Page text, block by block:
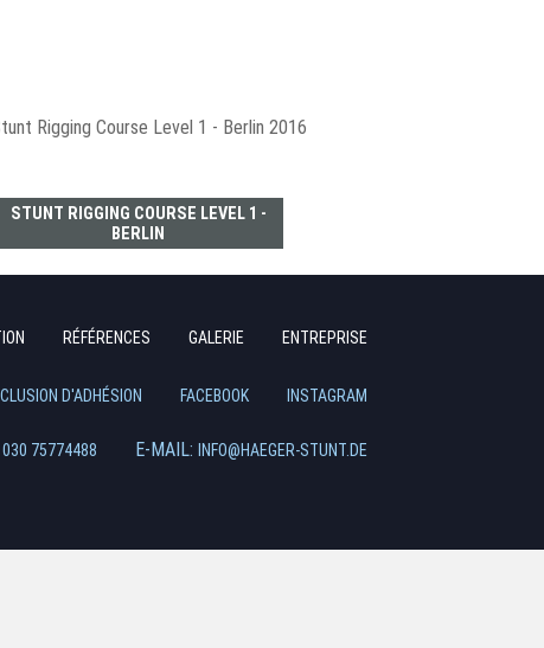
STUNT RIGGING COURSE LEVEL 1 -
BERLIN
RÉFÉRENCES GALERIE ENTREPRISE
D'ADHÉSION FACEBOOK INSTAGRAM
030 75774488 E-MAIL: INFO@HAEGER-STUNT.DE